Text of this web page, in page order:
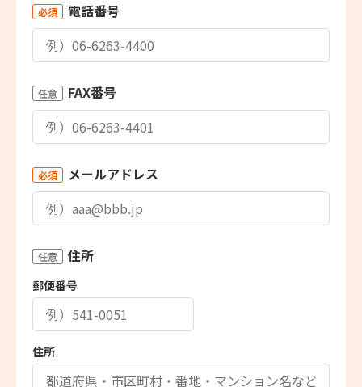
必須 電話番号
任意 FAX番号
必須 メールアドレス
任意 住所
郵便番号
住所